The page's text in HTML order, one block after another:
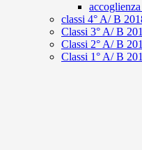
classi 4° A/ B
Classi 3° A/ B
Classi 2° A/ B
Classi 1° A/ B